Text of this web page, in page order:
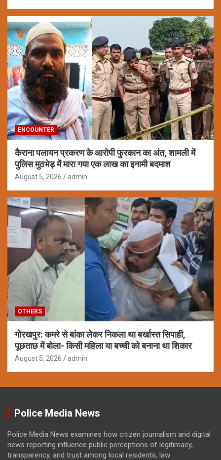
ENCOUNTER
कैराना पलायन प्रकरण के आरोपी फुरकान का अंत, शामली में
पुलिस मुठभेड़ में मारा गया एक लाख का इनामी बदमाश
August 5, 2026 admin
OTHERS
गोरखपुर: कमरे से बांका लेकर निकला था बर्खास्त सिपाही,
पूछताछ में बोला- किसी महिला या बच्ची को बनाना था शिकार
August 5, 2026 admin
Police Media News
Police Media News examines how citizen journalism and digital
news reporting influence public perceptions of legitimacy,
transparency, and trust among local residents, law